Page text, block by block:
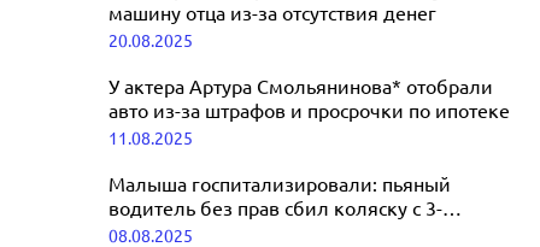
машину отца из-за отсутствия денег
20.08.2025
У актера Артура Смольянинова* отобрали
авто из-за штрафов и просрочки по ипотеке
11.08.2025
Малыша госпитализировали: пьяный
водитель без прав сбил коляску с 3-
месячным ребенком
08.08.2025